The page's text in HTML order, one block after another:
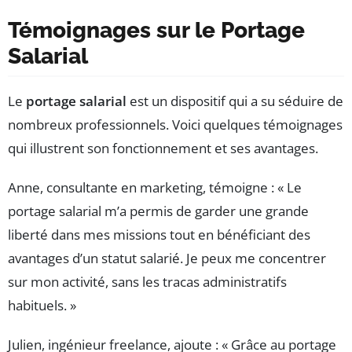
Témoignages sur le Portage
Salarial
Le portage salarial est un dispositif qui a su séduire de
nombreux professionnels. Voici quelques témoignages
qui illustrent son fonctionnement et ses avantages.
Anne, consultante en marketing, témoigne : « Le
portage salarial m’a permis de garder une grande
liberté dans mes missions tout en bénéficiant des
avantages d’un statut salarié. Je peux me concentrer
sur mon activité, sans les tracas administratifs
habituels. »
Julien, ingénieur freelance, ajoute : « Grâce au portage